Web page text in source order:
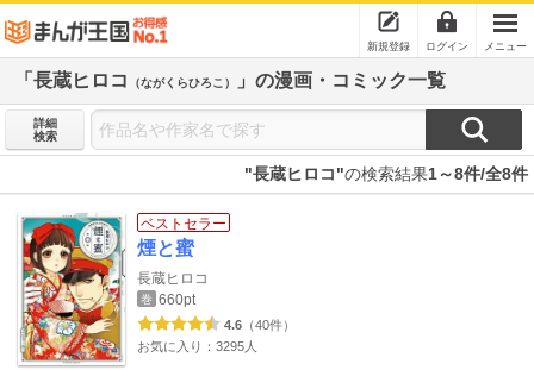
新規登録 ログイン メニュー
「長蔵ヒロコ （ながくらひろこ） 」の漫画・コミック一覧
詳細
検索
"長蔵ヒロコ"の検索結果1～8件/全8件
ベストセラー
煙と蜜
長蔵ヒロコ
巻 660pt
4.6 （40件）
お気に入り：3295人